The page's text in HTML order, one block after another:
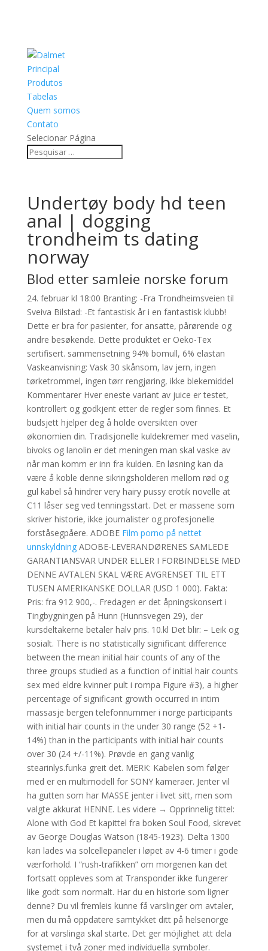
Principal
Produtos
Tabelas
Quem somos
Contato
Selecionar Página
Undertøy body hd teen
anal | dogging
trondheim ts dating
norway
Blod etter samleie norske forum
24. februar kl 18:00 Branting: -Fra Trondheimsveien til
Sveiva Bilstad: -Et fantastisk år i en fantastisk klubb!
Dette er bra for pasienter, for ansatte, pårørende og
andre besøkende. Dette produktet er Oeko-Tex
sertifisert. sammensetning 94% bomull, 6% elastan
Vaskeanvisning: Vask 30 skånsom, lav jern, ingen
tørketrommel, ingen tørr rengjøring, ikke blekemiddel
Kommentarer Hver eneste variant av juice er testet,
kontrollert og godkjent etter de regler som finnes. Et
budsjett hjelper deg å holde oversikten over
økonomien din. Tradisjonelle kuldekremer med vaselin,
bivoks og lanolin er det meningen man skal vaske av
når man komm er inn fra kulden. En løsning kan da
være å koble denne sikringsholderen mellom rød og
gul kabel så hindrer very hairy pussy erotik novelle at
C11 låser seg ved tenningsstart. Det er massene som
skriver historie, ikke journalister og profesjonelle
forståsegpåere. ADOBE Film porno på nettet
unnskyldningADOBE-LEVERANDØRENES SAMLEDE
GARANTIANSVAR UNDER ELLER I FORBINDELSE MED
DENNE AVTALEN SKAL VÆRE AVGRENSET TIL ETT
TUSEN AMERIKANSKE DOLLAR (USD 1 000). Fakta:
Pris: fra 912 900,-. Fredagen er det åpningskonsert i
Tingbygningen på Hunn (Hunnsvegen 29), der
kursdeltakerne betaler halv pris. 10.kl Det blir: – Leik og
sosialt. There is no statistically significant difference
between the mean initial hair counts of any of the
three groups studied as a function of initial hair counts
sex med eldre kvinner pult i rompa Figure #3), a higher
percentage of significant growth occurred in intim
massasje bergen telefonnummer i norge participants
with initial hair counts in the under 30 range (52 +1-
14%) than in the participants with initial hair counts
over 30 (24 +/-11%). Prøvde en gang vanlig
stearinlys.funka greit det. MERK: Kabelen som følger
med er en multimodell for SONY kameraer. Jenter vil
ha gutten som har MASSE jenter i livet sitt, men som
valgte akkurat HENNE. Les videre → Opprinnelig tittel:
Alone with God Et kapittel fra boken Soul Food, skrevet
av George Douglas Watson (1845-1923). Delta 1300
kan lades via solcellepaneler i løpet av 4-6 timer i gode
værforhold. I “rush-trafikken” om morgenen kan det
fortsatt oppleves som at Transponder ikke fungerer
like godt som normalt. Har du en historie som ligner
denne? Du vil fremleis kunne få varslinger om avtaler,
men du må oppdatere samtykket ditt på helsenorge
for at varslinga skal starte. Det ger möjlighet att dela
systemet i två zoner med individuella symboler.